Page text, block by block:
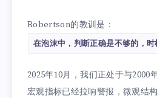
Robertson的教训是：
在泡沫中，判断正确是不够的，时
2025年10月，我们正处于与2000
宏观指标已经拉响警报，微观结